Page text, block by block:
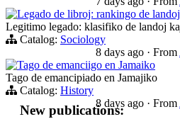
Legado de libroj: rankingo de
Legitimo legado: klasifiko de landoj
Catalog: Sociology
8 days ago · From
Tago de emanciigo en Jamaiko
Tago de emancipiado en Jamajiko
Catalog: History
8 days ago · From
New publications: